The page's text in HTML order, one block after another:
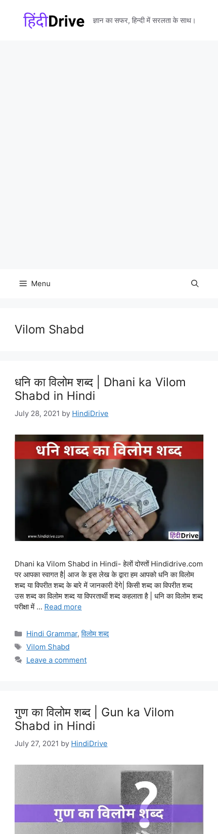
content
ज्ञान का सफर, हिन्दी में सरलता के साथ।
Menu
Vilom Shabd
धनि का विलोम शब्द | Dhani ka Vilom
Shabd in Hindi
July 28, 2021 by HindiDrive
Dhani ka Vilom Shabd in Hindi- हेलों दोस्तों Hindidrive.com
पर आपका स्वागत है| आज के इस लेख के द्वारा हम आपको धनि का विलोम
शब्द या विपरीत शब्द के बारे में जानकारी देंगे| किसी शब्द का विपरीत शब्द
उस शब्द का विलोम शब्द या विपरतार्थी शब्द कहलाता है | धनि का विलोम शब्द
परीक्षा में … Read more
Categories
Hindi Grammar,विलोम शब्द
Tags
Vilom Shabd
Leave a comment
गुण का विलोम शब्द | Gun ka Vilom
Shabd in Hindi
July 27, 2021 by HindiDrive